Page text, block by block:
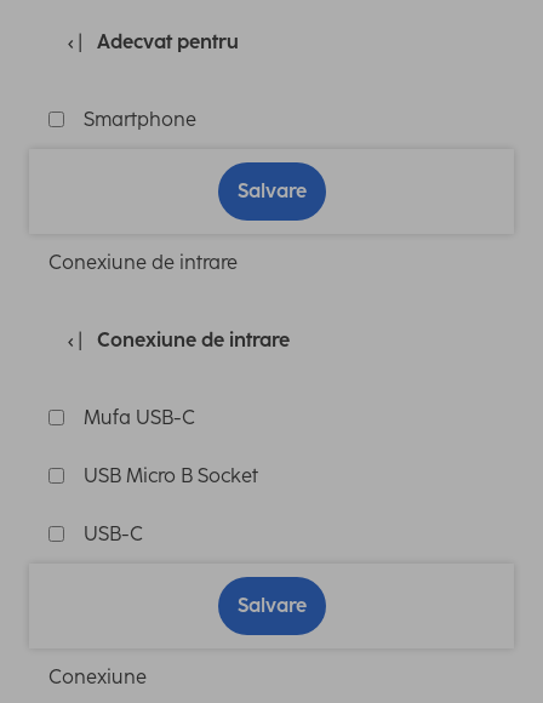
Adecvat pentru
Smartphone
Salvare
Conexiune de intrare
Conexiune de intrare
Mufa USB-C
USB Micro B Socket
USB-C
Salvare
Conexiune